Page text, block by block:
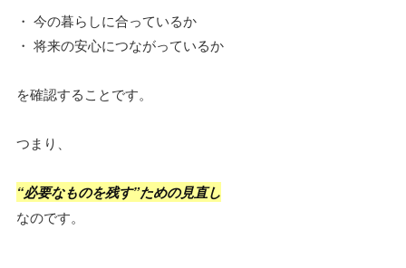
・ 今の暮らしに合っているか
・ 将来の安心につながっているか
を確認することです。
つまり、
“必要なものを残す”ための見直し
なのです。